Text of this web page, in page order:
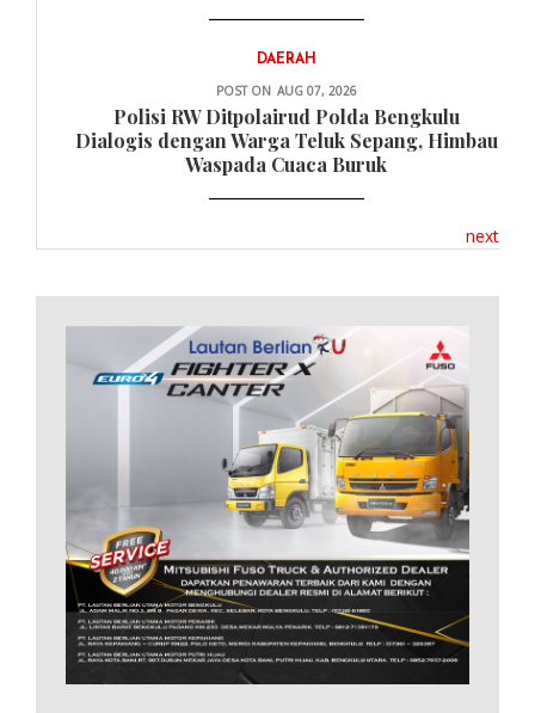
DAERAH
POST ON AUG 07, 2026
Polisi RW Ditpolairud Polda Bengkulu
Dialogis dengan Warga Teluk Sepang, Himbau
Waspada Cuaca Buruk
next